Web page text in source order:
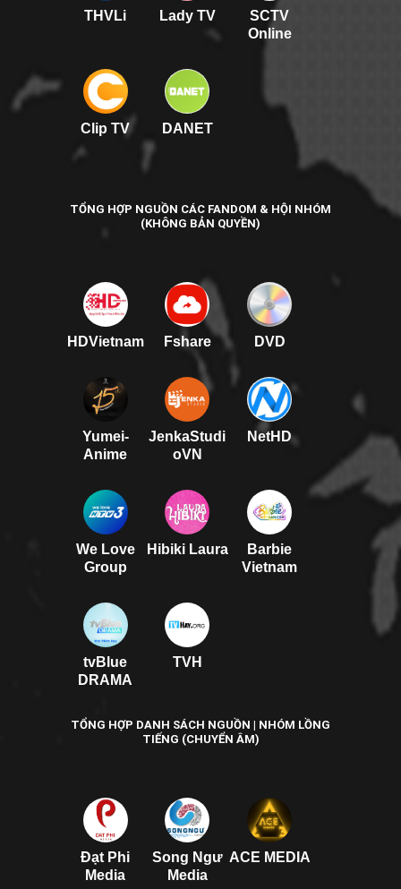
THVLi Lady TV
SCTV
Online
Clip TV DANET
TỔNG HỢP NGUỒN CÁC FANDOM & HỘI NHÓM
(KHÔNG BẢN QUYỀN)
HDVietnam Fshare DVD
Yumei-
Anime
JenkaStudi
oVN
NetHD
We Love
Group
Hibiki Laura
Barbie
Vietnam
tvBlue
DRAMA
TVH
TỔNG HỢP DANH SÁCH NGUỒN | NHÓM LỒNG
TIẾNG (CHUYỂN ÂM)
Đạt Phi
Media
Song Ngư
Media
ACE MEDIA